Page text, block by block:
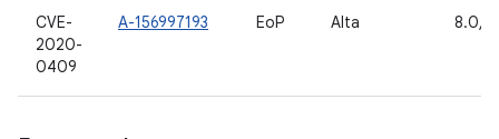
CVE-
2020-
0409
A-156997193 EoP Alta 8.0,